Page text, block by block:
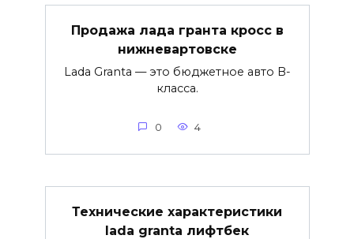
Продажа лада гранта кросс в
нижневартовске
Lada Granta — это бюджетное авто B-
класса.
0 4
Технические характеристики
lada granta лифтбек